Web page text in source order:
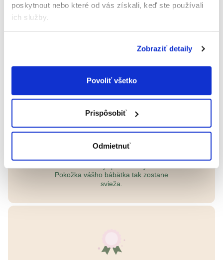
poskytnout nebo které od vás získali, keď ste používali
ich služby.
Zobraziť detaily
Povoliť všetko
Prispôsobiť
Odmietnuť
Bezpečné
Šetrné k pokožke
Pokožka vášho bábätka tak zostane
svieža.